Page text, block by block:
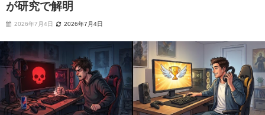
が研究で解明
2026年7月4日 2026年7月4日